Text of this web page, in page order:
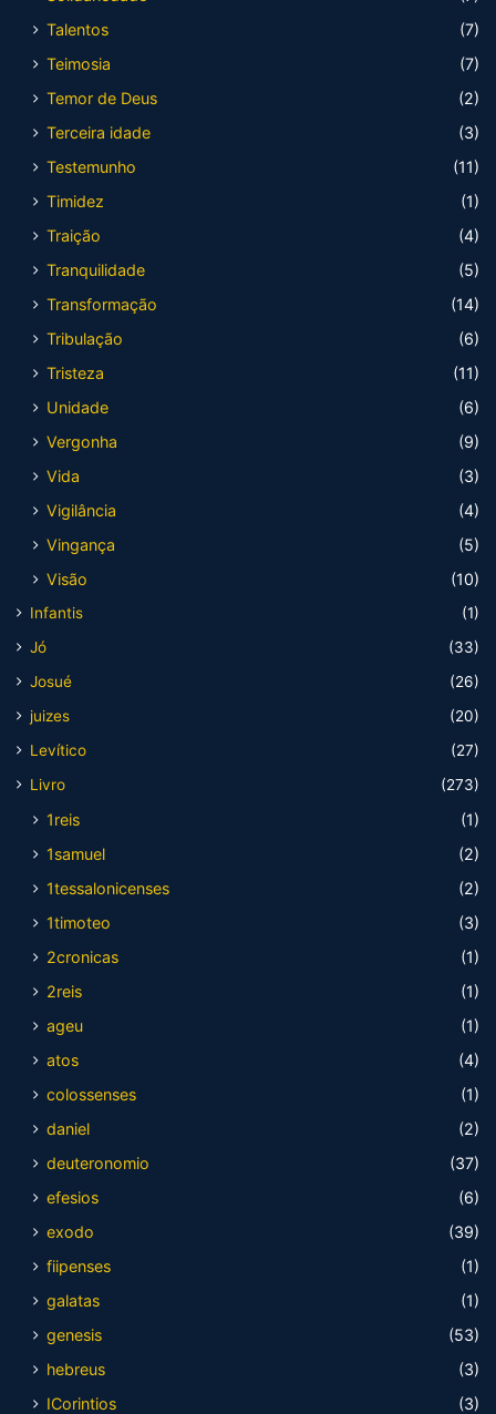
Talentos
(7)
Teimosia
(7)
Temor de Deus
(2)
Terceira idade
(3)
Testemunho
(11)
Timidez
(1)
Traição
(4)
Tranquilidade
(5)
Transformação
(14)
Tribulação
(6)
Tristeza
(11)
Unidade
(6)
Vergonha
(9)
Vida
(3)
Vigilância
(4)
Vingança
(5)
Visão
(10)
Infantis
(1)
Jó
(33)
Josué
(26)
juizes
(20)
Levítico
(27)
Livro
(273)
1reis
(1)
1samuel
(2)
1tessalonicenses
(2)
1timoteo
(3)
2cronicas
(1)
2reis
(1)
ageu
(1)
atos
(4)
colossenses
(1)
daniel
(2)
deuteronomio
(37)
efesios
(6)
exodo
(39)
fiipenses
(1)
galatas
(1)
genesis
(53)
hebreus
(3)
ICorintios
(3)